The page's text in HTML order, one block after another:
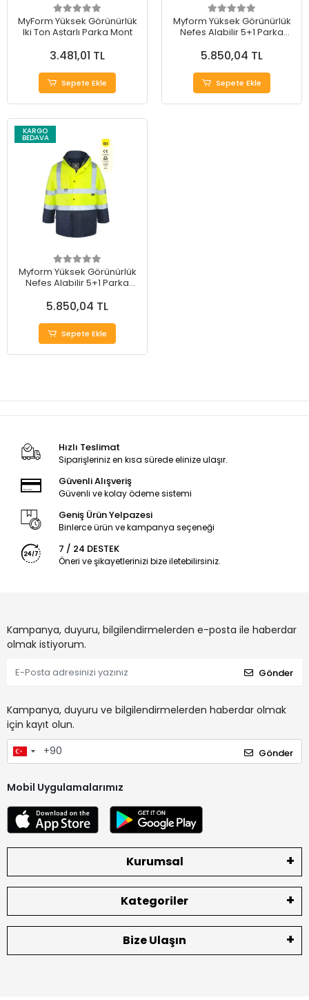
MyForm Yüksek Görünürlük
Iki Ton Astarlı Parka Mont
3.481,01 TL
Sepete Ekle
Myform Yüksek Görünürlük
Nefes Alabilir 5+1 Parka
5.850,04 TL
Sepete Ekle
KARGO
BEDAVA
Myform Yüksek Görünürlük
Nefes Alabilir 5+1 Parka
5.850,04 TL
Sepete Ekle
Hızlı Teslimat
Siparişleriniz en kısa sürede elinize ulaşır.
Güvenli Alışveriş
Güvenli ve kolay ödeme sistemi
Geniş Ürün Yelpazesi
Binlerce ürün ve kampanya seçeneği
7 / 24 DESTEK
Öneri ve şikayetlerinizi bize iletebilirsiniz.
Kampanya, duyuru, bilgilendirmelerden e-posta ile haberdar
olmak istiyorum.
Gönder
Kampanya, duyuru ve bilgilendirmelerden haberdar olmak
için kayıt olun.
Gönder
Mobil Uygulamalarımız
Kurumsal
Kategoriler
Bize Ulaşın